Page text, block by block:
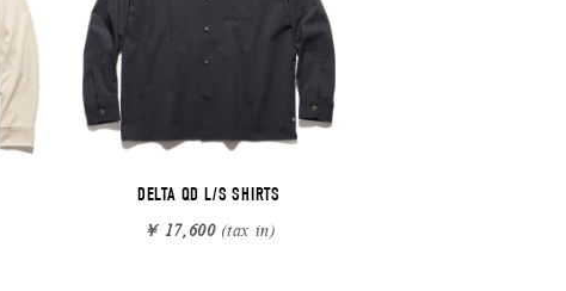
DELTA QD L/S SHIRTS
￥ 17,600(tax in)